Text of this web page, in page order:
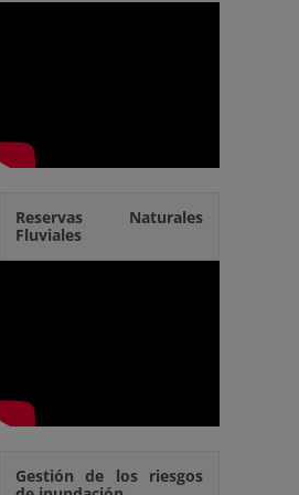
Reservas Naturales
Fluviales
Gestión de los riesgos